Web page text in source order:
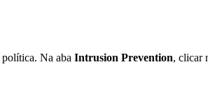
política. Na aba Intrusion Prevention, clicar